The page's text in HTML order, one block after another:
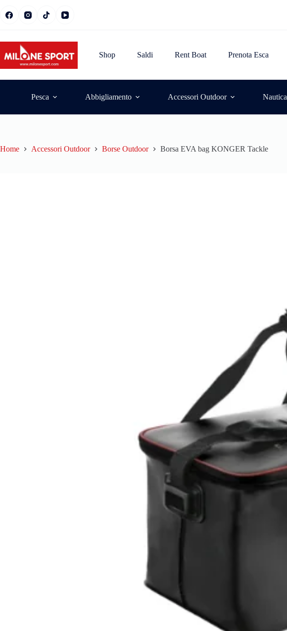
Shop Saldi Rent Boat Prenota Esca
Pesca Abbigliamento Accessori Outdoor Nautica
Home Accessori Outdoor Borse Outdoor Borsa EVA bag KONGER Tackle